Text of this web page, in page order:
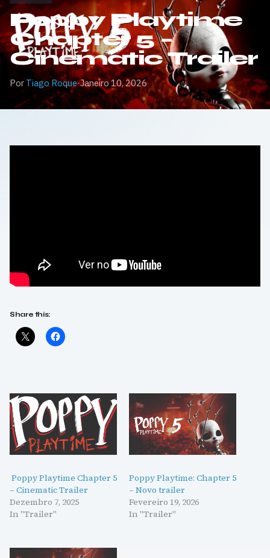
Poppy Playtime
Chapter 5 –
Cinematic Trailer
Por Tiago Roque·Janeiro 10, 2026
Share this:
Poppy Playtime Chapter 5
– Cinematic Trailer
Dezembro 7, 2025
In "Trailer"
Poppy Playtime: Chapter 5
– Novo trailer
Fevereiro 19, 2026
In "Trailer"